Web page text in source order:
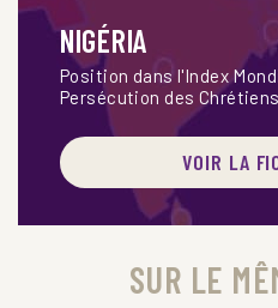
NIGÉRIA
Position dans l'Index
Persécution des Chrétiens
VOIR LA
SUR LE